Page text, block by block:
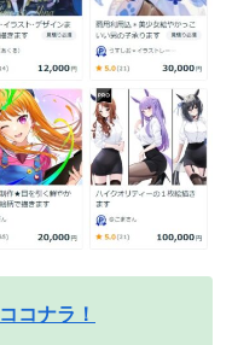
ココナラ！